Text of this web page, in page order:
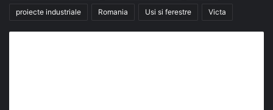
proiecte industriale Romania Usi si ferestre Victa